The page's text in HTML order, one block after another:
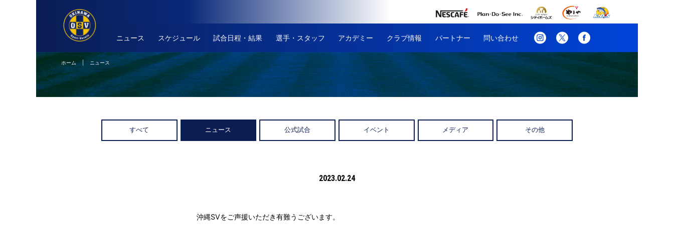
ニュース スケジュール 試合日程・結果 選手・スタッフ アカデミー クラブ情報 パートナー 問い合わせ
ホーム| ニュース
すべて ニュース 公式試合 イベント メディア その他
2023.02.24
沖縄SVをご声援いただき有難うございます。